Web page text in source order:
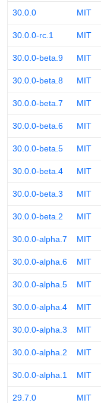
30.0.0 MIT
30.0.0-rc.1 MIT
30.0.0-beta.9 MIT
30.0.0-beta.8 MIT
30.0.0-beta.7 MIT
30.0.0-beta.6 MIT
30.0.0-beta.5 MIT
30.0.0-beta.4 MIT
30.0.0-beta.3 MIT
30.0.0-beta.2 MIT
30.0.0-alpha.7 MIT
30.0.0-alpha.6 MIT
30.0.0-alpha.5 MIT
30.0.0-alpha.4 MIT
30.0.0-alpha.3 MIT
30.0.0-alpha.2 MIT
30.0.0-alpha.1 MIT
29.7.0 MIT